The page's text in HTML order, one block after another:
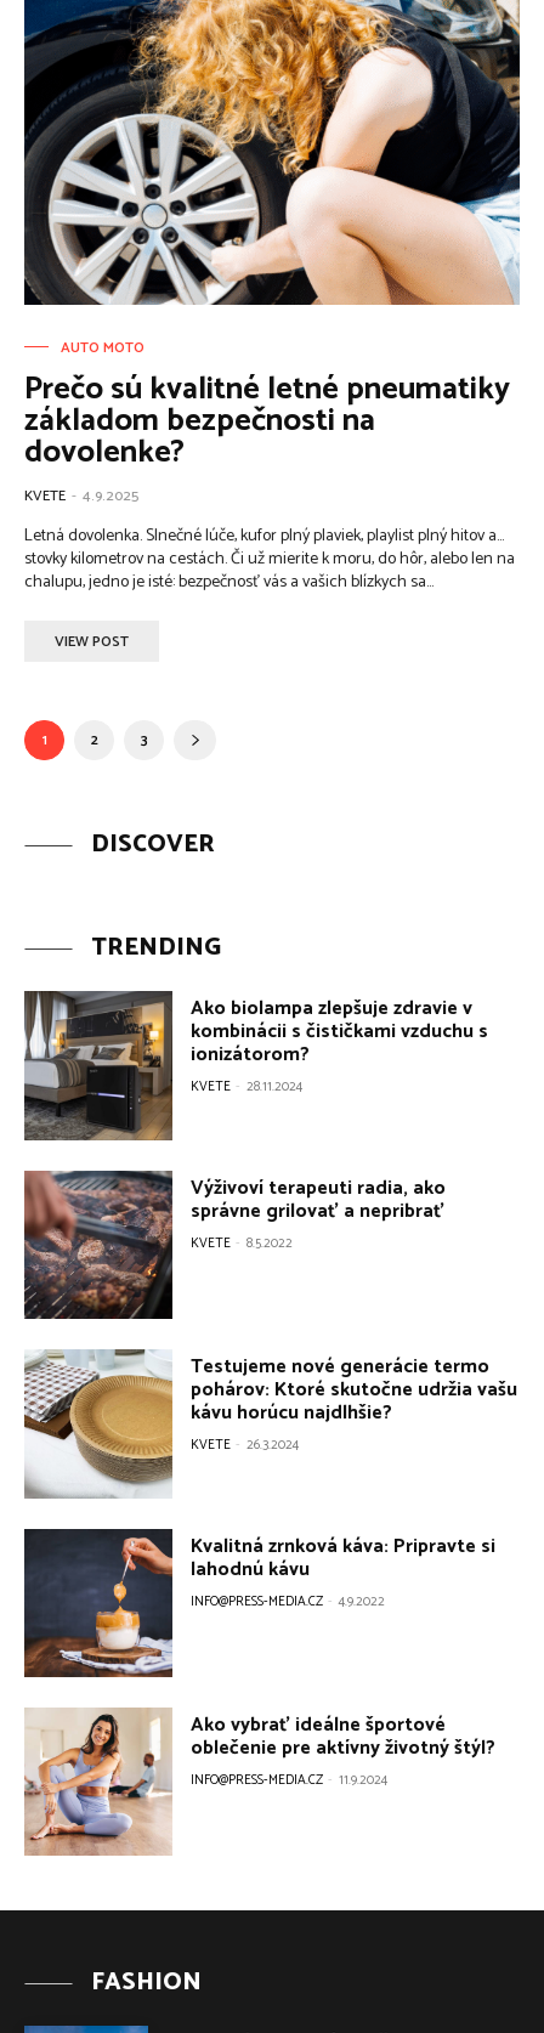
AUTO MOTO
Prečo sú kvalitné letné pneumatiky
základom bezpečnosti na
dovolenke?
KVETE - 4.9.2025
Letná dovolenka. Slnečné lúče, kufor plný plaviek, playlist plný hitov a...
stovky kilometrov na cestách. Či už mierite k moru, do hôr, alebo len na
chalupu, jedno je isté: bezpečnosť vás a vašich blízkych sa...
VIEW POST
1 2 3
DISCOVER
TRENDING
Ako biolampa zlepšuje zdravie v
kombinácii s čističkami vzduchu s
ionizátorom?
KVETE - 28.11.2024
Výživoví terapeuti radia, ako
správne grilovať a nepribrať
KVETE - 8.5.2022
Testujeme nové generácie termo
pohárov: Ktoré skutočne udržia vašu
kávu horúcu najdlhšie?
KVETE - 26.3.2024
Kvalitná zrnková káva: Pripravte si
lahodnú kávu
INFO@PRESS-MEDIA.CZ - 4.9.2022
Ako vybrať ideálne športové
oblečenie pre aktívny životný štýl?
INFO@PRESS-MEDIA.CZ - 11.9.2024
FASHION